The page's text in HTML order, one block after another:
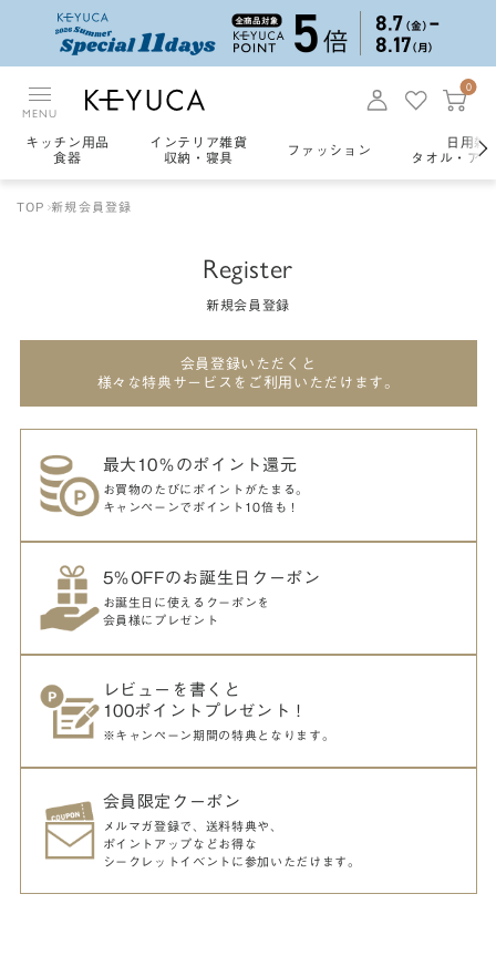
MENU
0
キッチン用品
食器
インテリア雑貨
収納・寝具
ファッション
日用雑
タオル・ア
TOP 新規会員登録
Register
新規会員登録
会員登録いただくと
様々な特典サービスをご利用いただけます。
最大10％のポイント還元
お買物のたびにポイントがたまる。
キャンペーンでポイント10倍も！
5％OFFのお誕生日クーポン
お誕生日に使えるクーポンを
会員様にプレゼント
レビューを書くと
100ポイントプレゼント！
※キャンペーン期間の特典となります。
会員限定クーポン
メルマガ登録で、送料特典や、
ポイントアップなどお得な
シークレットイベントに参加いただけます。